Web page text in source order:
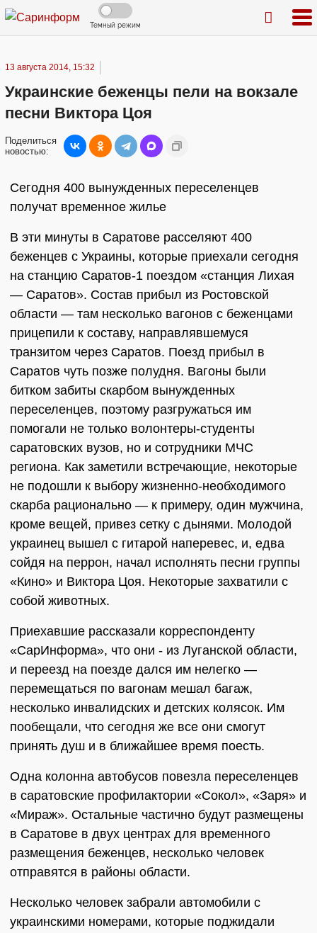
Темный режим
13 августа 2014, 15:32
Украинские беженцы пели на вокзале
песни Виктора Цоя
Поделиться
новостью:
Сегодня 400 вынужденных переселенцев
получат временное жилье
В эти минуты в Саратове расселяют 400
беженцев с Украины, которые приехали сегодня
на станцию Саратов-1 поездом «станция Лихая
— Саратов». Состав прибыл из Ростовской
области — там несколько вагонов с беженцами
прицепили к составу, направлявшемуся
транзитом через Саратов. Поезд прибыл в
Саратов чуть позже полудня. Вагоны были
битком забиты скарбом вынужденных
переселенцев, поэтому разгружаться им
помогали не только волонтеры-студенты
саратовских вузов, но и сотрудники МЧС
региона. Как заметили встречающие, некоторые
не подошли к выбору жизненно-необходимого
скарба рационально — к примеру, один мужчина,
кроме вещей, привез сетку с дынями. Молодой
украинец вышел с гитарой наперевес, и, едва
сойдя на перрон, начал исполнять песни группы
«Кино» и Виктора Цоя. Некоторые захватили с
собой животных.
Приехавшие рассказали корреспонденту
«СарИнформа», что они - из Луганской области,
и переезд на поезде дался им нелегко —
перемещаться по вагонам мешал багаж,
несколько инвалидских и детских колясок. Им
пообещали, что сегодня же все они смогут
принять душ и в ближайшее время поесть.
Одна колонна автобусов повезла переселенцев
в саратовские профилактории «Сокол», «Заря» и
«Мираж». Остальные частично будут размещены
в Саратове в двух центрах для временного
размещения беженцев, несколько человек
отправятся в районы области.
Несколько человек забрали автомобили с
украинскими номерами, которые поджидали